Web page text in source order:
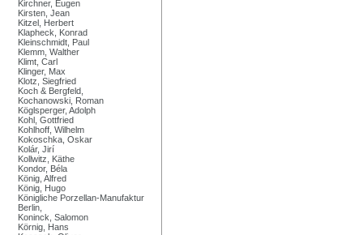
Kirchner, Eugen
Kirsten, Jean
Kitzel, Herbert
Klapheck, Konrad
Kleinschmidt, Paul
Klemm, Walther
Klimt, Carl
Klinger, Max
Klotz, Siegfried
Koch & Bergfeld,
Kochanowski, Roman
Köglsperger, Adolph
Kohl, Gottfried
Kohlhoff, Wilhelm
Kokoschka, Oskar
Kolár, Jirí
Kollwitz, Käthe
Kondor, Béla
König, Alfred
König, Hugo
Königliche Porzellan-Manufaktur
Berlin,
Koninck, Salomon
Körnig, Hans